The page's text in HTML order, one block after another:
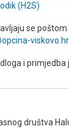
(H2S)
se
viskovo.hr.
i primjedba
društva